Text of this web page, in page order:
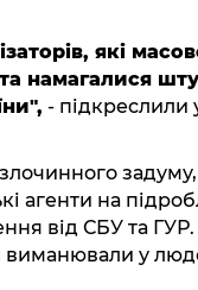
які
та намагалися
- підкреслили
злочинного
агенти на
від СБУ та
у